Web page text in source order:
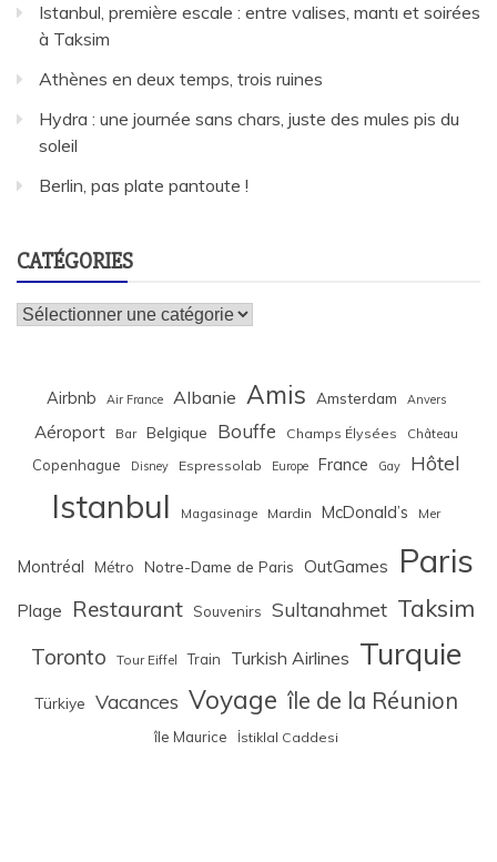
Istanbul, première escale : entre valises, mantı et soirées
à Taksim
Athènes en deux temps, trois ruines
Hydra : une journée sans chars, juste des mules pis du
soleil
Berlin, pas plate pantoute !
CATÉGORIES
Catégories
Airbnb Air France Albanie Amis Amsterdam Anvers
Aéroport Bar Belgique Bouffe Champs Élysées Château
Copenhague Disney Espressolab Europe France Gay Hôtel
Istanbul Magasinage Mardin McDonald’s Mer
Montréal Métro Notre-Dame de Paris OutGames Paris
Plage Restaurant Souvenirs Sultanahmet Taksim
Toronto Tour Eiffel Train Turkish Airlines Turquie
Türkiye Vacances Voyage île de la Réunion
île Maurice İstiklal Caddesi